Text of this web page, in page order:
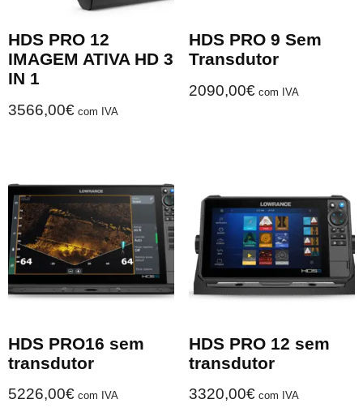
HDS PRO 12
IMAGEM ATIVA HD 3
IN 1
3566,00€ com IVA
HDS PRO 9 Sem
Transdutor
2090,00€ com IVA
HDS PRO16 sem
transdutor
5226,00€ com IVA
HDS PRO 12 sem
transdutor
3320,00€ com IVA